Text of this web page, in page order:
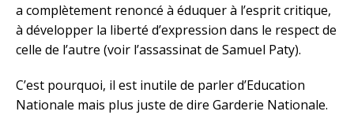
a complètement renoncé à éduquer à l’esprit critique,
à développer la liberté d’expression dans le respect de
celle de l’autre (voir l’assassinat de Samuel Paty).
C’est pourquoi, il est inutile de parler d’Education
Nationale mais plus juste de dire Garderie Nationale.